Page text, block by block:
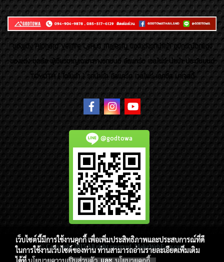
ของเเต่ง Alphard Vellfire Lexus Majesty ของเเต่งรถนำเข้า อุปกรณ์ตกแต่ง
ของแต่ง ชุดล้อ ผู้เชี่ยวชาญเฉพาะทางรถยนต์ อัลพาร์ด เวลไฟร์ นำเข้า ประดับยนต์
TOYOTA ( โตโยต้า ) รถนำเข้า อัลพาร์ด เวลไฟร์ เลกซัส มาเจสตี้
@godtowa
© Copyright 2015 All right reserved. MakeWebEasy.com
เว็บไซต์นี้มีการใช้งานคุกกี้ เพื่อเพิ่มประสิทธิภาพและประสบการณ์ที่ดี
ในการใช้งานเว็บไซต์ของท่าน ท่านสามารถอ่านรายละเอียดเพิ่มเติม